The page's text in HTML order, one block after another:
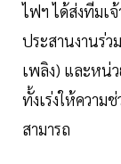
ไฟฯ ได้ส่งทีมเ
ประสานงานร่
เพลิง) และหน่
ทั้งเร่งให้ความ
สามารถ